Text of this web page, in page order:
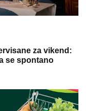
za vikend:
se spontano